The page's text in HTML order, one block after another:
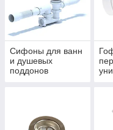
производства
Сифоны для ванн
и душевых
поддонов